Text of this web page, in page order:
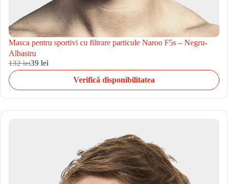
Masca pentru sportivi cu filtrare particule Naroo F5s – Negru-
Albastru
132 lei39 lei
Verifică disponibilitatea